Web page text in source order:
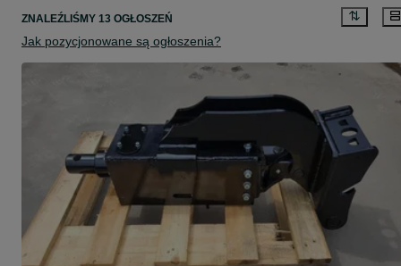
ZNALEŹLIŚMY 13 OGŁOSZEŃ
Jak pozycjonowane są ogłoszenia?